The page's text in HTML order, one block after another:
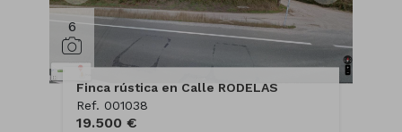
6
Finca rústica en Calle RODELAS
Ref. 001038
19.500 €